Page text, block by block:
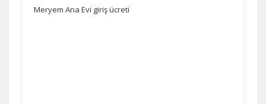
Meryem Ana Evi giriş ücreti